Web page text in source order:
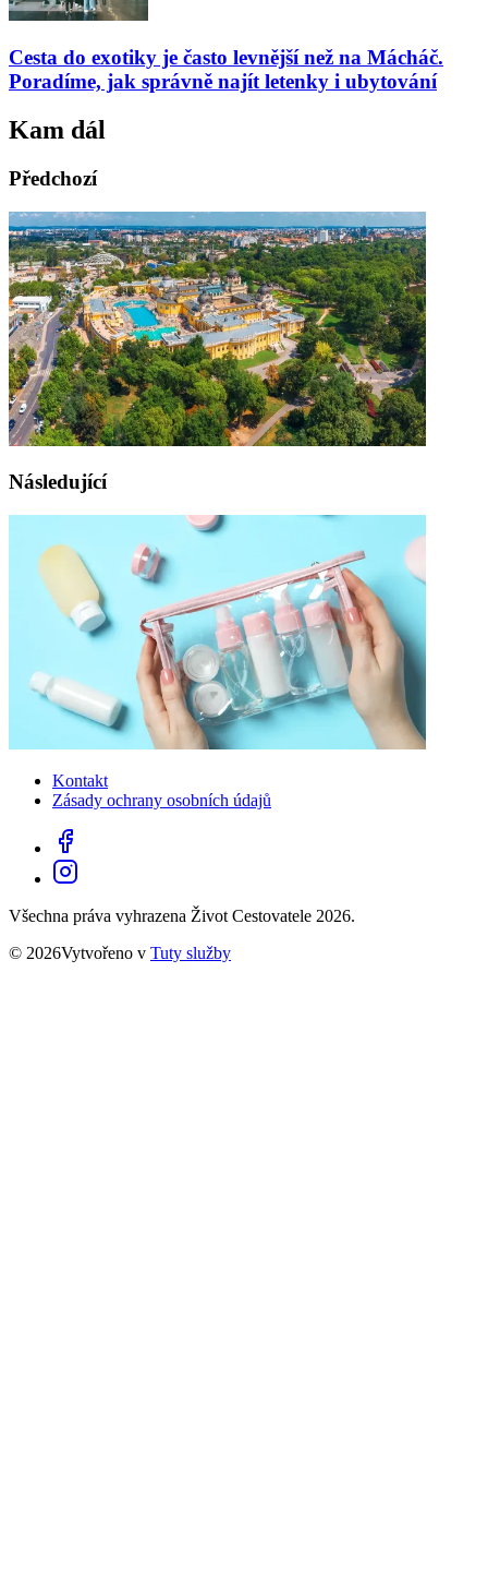
Cesta do exotiky je často levnější než na Mácháč.
Poradíme, jak správně najít letenky i ubytování
Kam dál
Předchozí
Následující
Kontakt
Zásady ochrany osobních údajů
Všechna práva vyhrazena Život Cestovatele 2026.
© 2026Vytvořeno v Tuty služby